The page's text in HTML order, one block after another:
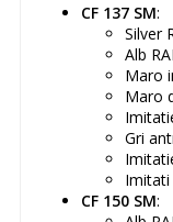
CF 137 SM:
Silver
Alb
Maro
Maro
Gri
Imitati
CF 150 SM: